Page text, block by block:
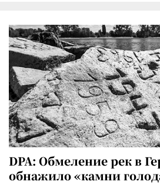
DPA: Обмеление рек в
обнажило «камни